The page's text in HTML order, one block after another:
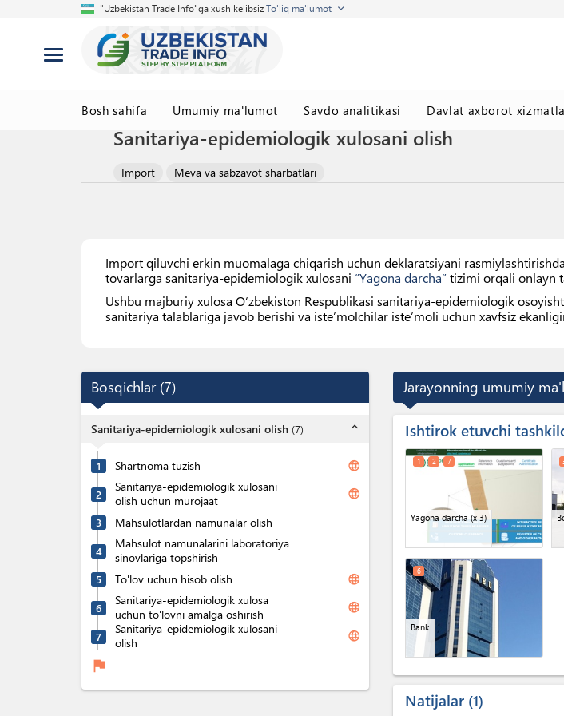
"Uzbekistan Trade Info"ga xush kelibsizTo'liq ma'lumot
Bosh sahifa Umumiy ma'lumot Savdo analitikasi Davlat axborot
Sanitariya-epidemiologik xulosani olish
Import Meva va sabzavot sharbatlari
Import qiluvchi erkin muomalaga chiqarish uchun deklaratsiyani
tovarlarga sanitariya-epidemiologik xulosani “Yagona darcha” tizimi orqali onlayn
Ushbu majburiy xulosa Oʻzbekiston Respublikasi sanitariya-epidemiologik
sanitariya talablariga javob berishi va isteʼmolchilar isteʼmoli uchun xavfsiz
Bosqichlar (7)
Sanitariya-epidemiologik xulosani olish (7) expand_less
1 Shartnoma tuzish language
2
Sanitariya-epidemiologik xulosani
olish uchun murojaat
language
3 Mahsulotlardan namunalar olish
4
Mahsulot namunalarini laboratoriya
sinovlariga topshirish
5 To'lov uchun hisob olish language
6
Sanitariya-epidemiologik xulosa
uchun to'lovni amalga oshirish
language
7
Sanitariya-epidemiologik xulosani
olish
language
flag
Jarayonning umumiy
Ishtirok etuvchi
Yagona darcha(x 3)
1 2 7
Bank
6
Natijalar 1